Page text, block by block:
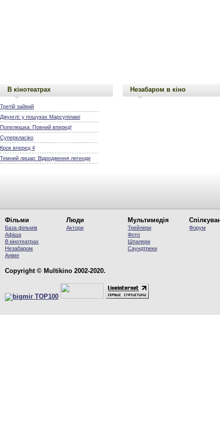
В кінотеатрах
Третій зайвий
Джунглі: у пошуках Марсупіламі
Попелюшка: Повний вперед!
Суперкласіко
Крок вперед 4
Темний лицар: Відродження легенди
Незабаром в кіно
Фільми
База фільмів
Афіша
В кінотеатрах
Незабаром
Аніме
Люди
Актори
Мультимедія
Трейлери
Фото
Шпалери
Саундтреки
Форум
Copyright © Multikino 2002-2020.